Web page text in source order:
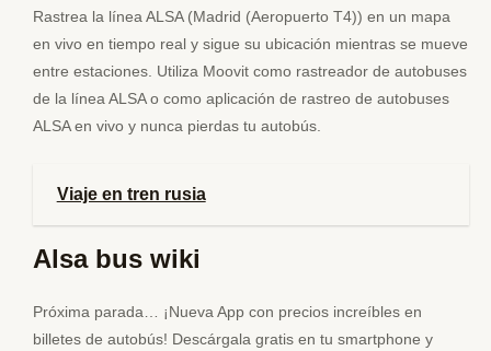
Rastrea la línea ALSA (Madrid (Aeropuerto T4)) en un mapa
en vivo en tiempo real y sigue su ubicación mientras se mueve
entre estaciones. Utiliza Moovit como rastreador de autobuses
de la línea ALSA o como aplicación de rastreo de autobuses
ALSA en vivo y nunca pierdas tu autobús.
Viaje en tren rusia
Alsa bus wiki
Próxima parada… ¡Nueva App con precios increíbles en
billetes de autobús! Descárgala gratis en tu smartphone y